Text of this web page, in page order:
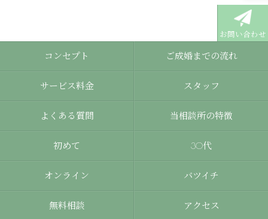
お問い合わせ
コンセプト ご成婚までの流れ
サービス料金 スタッフ
よくある質問 当相談所の特徴
初めて 30代
オンライン バツイチ
無料相談 アクセス